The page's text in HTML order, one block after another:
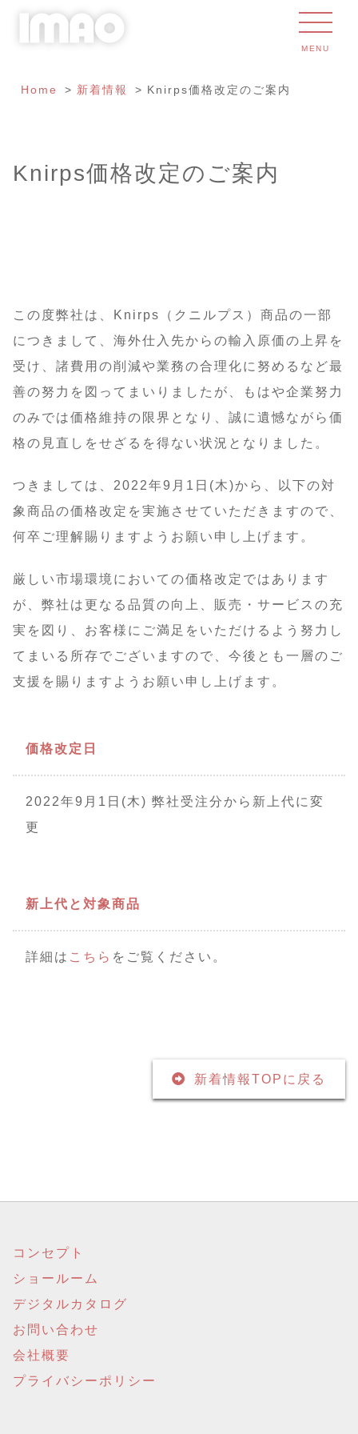
MENU
Home 新着情報 Knirps価格改定のご案内
Knirps価格改定のご案内
この度弊社は、Knirps（クニルプス）商品の一部
につきまして、海外仕入先からの輸入原価の上昇を
受け、諸費用の削減や業務の合理化に努めるなど最
善の努力を図ってまいりましたが、もはや企業努力
のみでは価格維持の限界となり、誠に遺憾ながら価
格の見直しをせざるを得ない状況となりました。
つきましては、2022年9月1日(木)から、以下の対
象商品の価格改定を実施させていただきますので、
何卒ご理解賜りますようお願い申し上げます。
厳しい市場環境においての価格改定ではあります
が、弊社は更なる品質の向上、販売・サービスの充
実を図り、お客様にご満足をいただけるよう努力し
てまいる所存でございますので、今後とも一層のご
支援を賜りますようお願い申し上げます。
価格改定日
2022年9月1日(木) 弊社受注分から新上代に変
更
新上代と対象商品
詳細は こちら をご覧ください。
新着情報TOPに戻る
コンセプト
ショールーム
デジタルカタログ
お問い合わせ
会社概要
プライバシーポリシー